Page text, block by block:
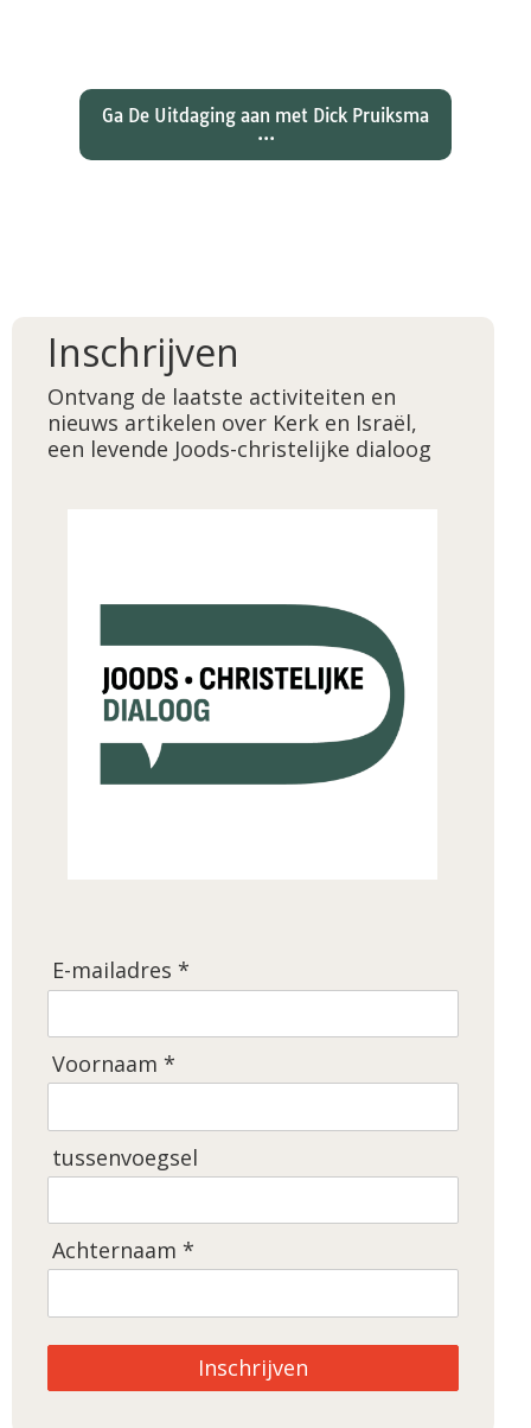
Ga De Uitdaging aan met Dick Pruiksma
...
Inschrijven
Ontvang de laatste activiteiten en
nieuws artikelen over Kerk en Israël,
een levende Joods-christelijke dialoog
E-mailadres *
Voornaam *
tussenvoegsel
Achternaam *
Inschrijven